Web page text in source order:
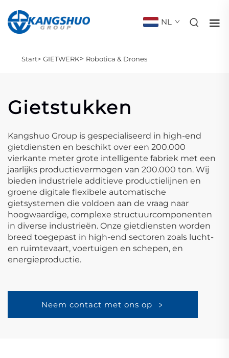
NL
Start> GIETWERK> Robotica & Drones
Gietstukken
Kangshuo Group is gespecialiseerd in high-end
gietdiensten en beschikt over een 200.000
vierkante meter grote intelligente fabriek met een
jaarlijks productievermogen van 200.000 ton. Wij
bieden industriele additieve productielijnen en
groene digitale flexibele automatische
gietsystemen die voldoen aan de vraag naar
hoogwaardige, complexe structuurcomponenten
in diverse industrieën. Onze gietdiensten worden
breed toegepast in high-end sectoren zoals lucht-
en ruimtevaart, voertuigen en schepen, en
energieproductie.
Neem contact met ons op